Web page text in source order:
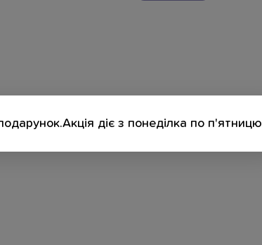
діє з понеділка по п'ятницю